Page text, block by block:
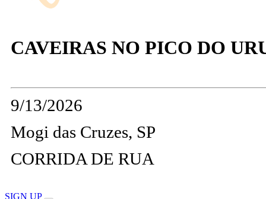
CAVEIRAS NO PICO DO
9/13/2026
Mogi das Cruzes, SP
CORRIDA DE RUA
SIGN UP